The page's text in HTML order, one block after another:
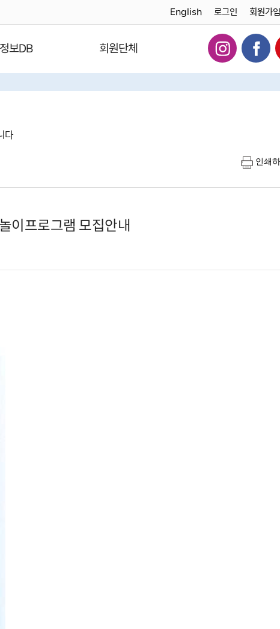
English 로그인 회원가입
정보DB 회원단체
다
인쇄
이프로그램 모집안내